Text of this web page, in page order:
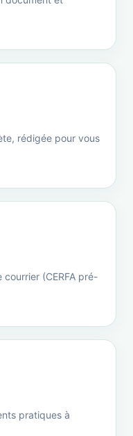
rédigée pour vous
(CERFA pré-
pratiques à